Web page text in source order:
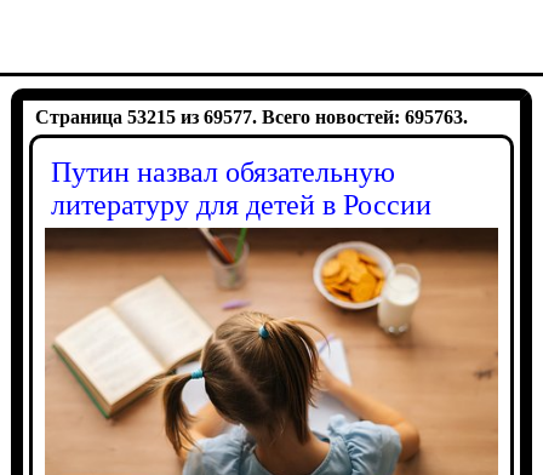
Страница 53215 из 69577. Всего новостей: 695763.
Путин назвал обязательную
литературу для детей в России